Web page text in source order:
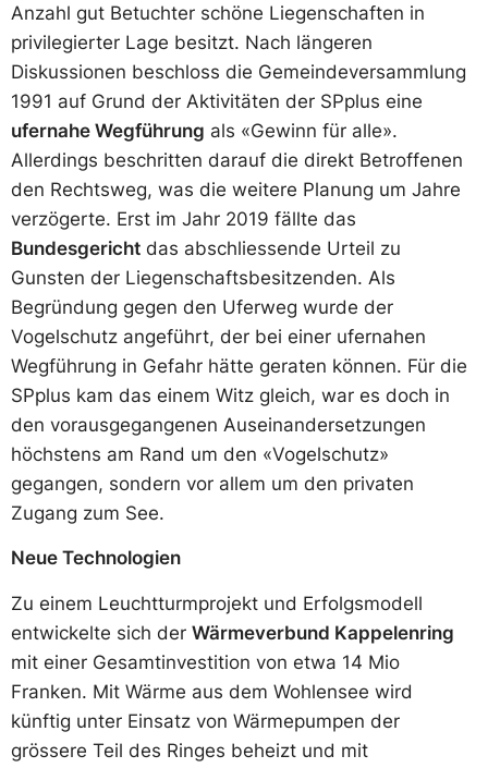
Anzahl gut Betuchter schöne Liegenschaften in
privilegierter Lage besitzt. Nach längeren
Diskussionen beschloss die Gemeindeversammlung
1991 auf Grund der Aktivitäten der SPplus eine
ufernahe Wegführung als «Gewinn für alle».
Allerdings beschritten darauf die direkt Betroffenen
den Rechtsweg, was die weitere Planung um Jahre
verzögerte. Erst im Jahr 2019 fällte das
Bundesgericht das abschliessende Urteil zu
Gunsten der Liegenschaftsbesitzenden. Als
Begründung gegen den Uferweg wurde der
Vogelschutz angeführt, der bei einer ufernahen
Wegführung in Gefahr hätte geraten können. Für die
SPplus kam das einem Witz gleich, war es doch in
den vorausgegangenen Auseinandersetzungen
höchstens am Rand um den «Vogelschutz»
gegangen, sondern vor allem um den privaten
Zugang zum See.
Neue Technologien
Zu einem Leuchtturmprojekt und Erfolgsmodell
entwickelte sich der Wärmeverbund Kappelenring
mit einer Gesamtinvestition von etwa 14 Mio
Franken. Mit Wärme aus dem Wohlensee wird
künftig unter Einsatz von Wärmepumpen der
grössere Teil des Ringes beheizt und mit